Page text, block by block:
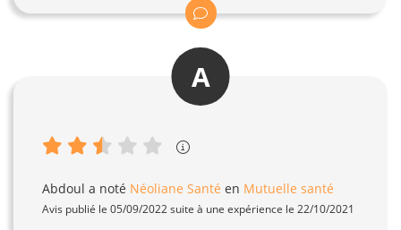
A
Abdoul a noté Néoliane Santé en Mutuelle santé
Avis publié le 05/09/2022 suite à une expérience le 22/10/2021